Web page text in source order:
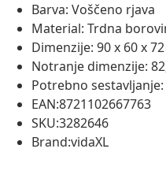
Barva: Voščeno rjava
Material: Trdna
Dimenzije: 90 x 60 x
Notranje dimenzije:
Potrebno sestavljanje:
EAN:8721102667763
SKU:3282646
Brand:vidaXL